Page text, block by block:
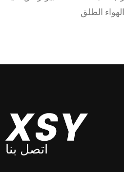
اتصل بنا